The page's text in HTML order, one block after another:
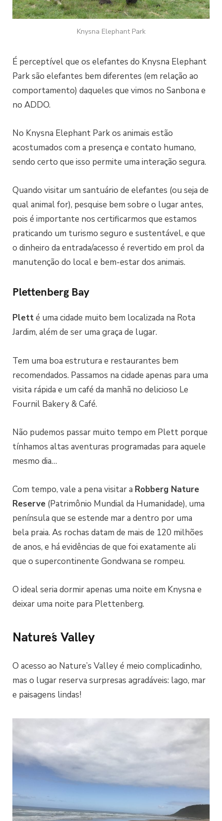
Knysna Elephant Park
É perceptível que os elefantes do Knysna Elephant
Park são elefantes bem diferentes (em relação ao
comportamento) daqueles que vimos no Sanbona e
no ADDO.
No Knysna Elephant Park os animais estão
acostumados com a presença e contato humano,
sendo certo que isso permite uma interação segura.
Quando visitar um santuário de elefantes (ou seja de
qual animal for), pesquise bem sobre o lugar antes,
pois é importante nos certificarmos que estamos
praticando um turismo seguro e sustentável, e que
o dinheiro da entrada/acesso é revertido em prol da
manutenção do local e bem-estar dos animais.
Plettenberg Bay
Pletté uma cidade muito bem localizada na Rota
Jardim, além de ser uma graça de lugar.
Tem uma boa estrutura e restaurantes bem
recomendados. Passamos na cidade apenas para uma
visita rápida e um café da manhã no delicioso Le
Fournil Bakery & Café.
Não pudemos passar muito tempo em Plett porque
tínhamos altas aventuras programadas para aquele
mesmo dia…
Com tempo, vale a pena visitar a Robberg Nature
Reserve (Patrimônio Mundial da Humanidade), uma
península que se estende mar a dentro por uma
bela praia. As rochas datam de mais de 120 milhões
de anos, e há evidências de que foi exatamente ali
que o supercontinente Gondwana se rompeu.
O ideal seria dormir apenas uma noite em Knysna e
deixar uma noite para Plettenberg.
Nature´s Valley
O acesso ao Nature’s Valley é meio complicadinho,
mas o lugar reserva surpresas agradáveis: lago, mar
e paisagens lindas!